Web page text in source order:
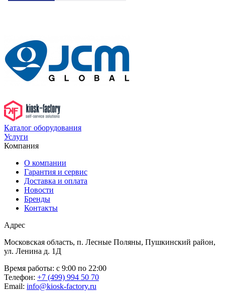
Каталог оборудования
Услуги
Компания
О компании
Гарантия и сервис
Доставка и оплата
Новости
Бренды
Контакты
Адрес
Московская область, п. Лесные Поляны, Пушкинский район,
ул. Ленина д. 1Д
Время работы: с 9:00 по 22:00
Телефон: +7 (499) 994 50 70
Email: info@kiosk-factory.ru